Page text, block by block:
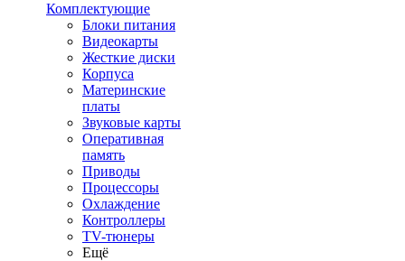
Комплектующие
Блоки питания
Видеокарты
Жесткие диски
Корпуса
Материнские
платы
Звуковые карты
Оперативная
память
Приводы
Процессоры
Охлаждение
Контроллеры
TV-тюнеры
Ещё